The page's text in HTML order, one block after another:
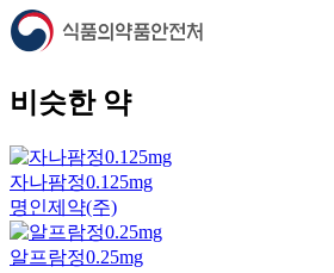
비슷한 약
자나팜정0.125mg
명인제약(주)
알프람정0.25mg